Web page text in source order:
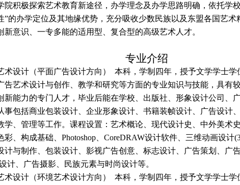
极探索艺术教育新途径，办学理念及办学思路明确，依托学校
”的办学定位及其地缘优势，充分吸收少数民族以及东盟各国艺术
新意识、一专多能的适用型、复合型的高级艺术人才。
专业介绍
术设计（平面广告设计方向）
本科，学制四年，授予文学学士学
告艺术设计与创作、教学和研究等方面的专业知识与技能，具有
新能力的专门人才，毕业后能在学校、出版社、形象设计公司、
事包括商业包装设计、企业形象设计、书籍装帧设计、广告设计
学、管理等工作。课程设置：艺术概论、现代设计史、中外美术
彩、构成基础、 Photoshop、 CoreDRAW设计软件、三维动画设计
计与制作、包装设计、影视广告创意、标志设计、广告策划、广
计、广告摄影、民族元素与时尚设计等。
术设计（环境艺术设计方向）
本科，学制四年，授予文学学士学